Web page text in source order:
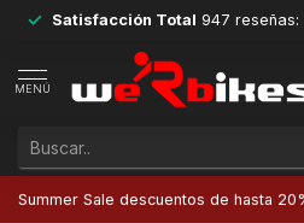
Satisfacción Total 947 reseñas:
MENÚ
Summer Sale descuentos de hasta